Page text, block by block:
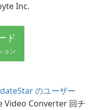
Inc.
ド
ョン
のユーザー
Video Converter 回チ